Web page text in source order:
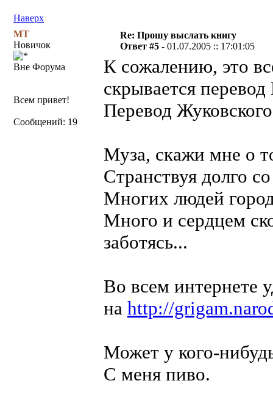
Наверх
MT
Новичок
Вне Форума
Всем привет!
Сообщений: 19
Re: Прошу выслать книгу
Ответ #5 -01.07.2005 :: 17:01:05
К сожалению, это
скрывается перевод
Перевод
Муза, скажи мне о
Странствуя долго
Многих людей
Много и сердцем
заботясь...
Во всем интернете
на http://
Может у кого-
С меня пиво.